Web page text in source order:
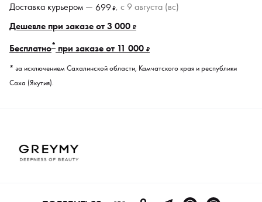
Доставка курьером — 699₽, c 9 августа (вс)
Дешевле при заказе от 3 000 ₽
Бесплатно* при заказе от 11 000 ₽
* за исключением Сахалинской области, Камчатского края и республики
Саха (Якутия).